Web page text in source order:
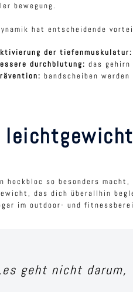
bewegung.
hat entscheidende
der tiefenmuskulatur:
durchblutung: das
bandscheiben
hockbloc so besonders
das dich überallhin
im outdoor- und
geht nicht